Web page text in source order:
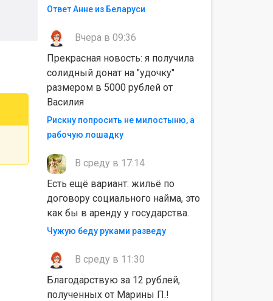
Ответ Анне из Беларуси
Вчера в 09:36
Прекрасная новость: я получила
солидный донат на "удочку"
размером в 5000 рублей от
Василия
Рискну попросить не милостыню, а
рабочую лошадку
В среду в 17:14
Есть ещё вариант: жильё по
договору социального найма, это
как бы в аренду у государства.
Чужую беду руками разведу
В среду в 11:30
Благодарствую за 12 рублей,
полученных от Марины П.!